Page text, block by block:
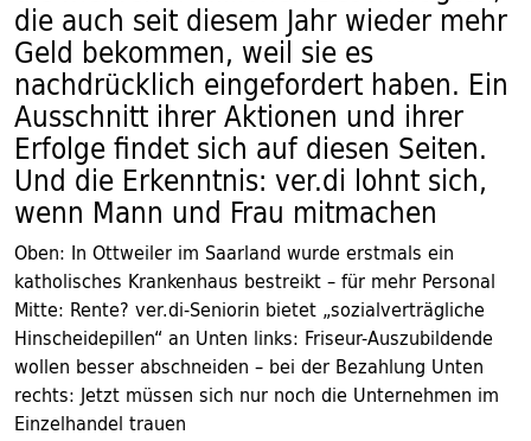
die auch seit diesem Jahr wieder mehr
Geld bekommen, weil sie es
nachdrücklich eingefordert haben. Ein
Ausschnitt ihrer Aktionen und ihrer
Erfolge findet sich auf diesen Seiten.
Und die Erkenntnis: ver.di lohnt sich,
wenn Mann und Frau mitmachen
Oben: In Ottweiler im Saarland wurde erstmals ein
katholisches Krankenhaus bestreikt – für mehr Personal
Mitte: Rente? ver.di-Seniorin bietet „sozialverträgliche
Hinscheidepillen“ an Unten links: Friseur-Auszubildende
wollen besser abschneiden – bei der Bezahlung Unten
rechts: Jetzt müssen sich nur noch die Unternehmen im
Einzelhandel trauen